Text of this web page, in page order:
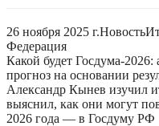
26 ноября 2025 г.Новость
Федерация
Какой будет Госдума-
прогноз на основании
Александр Кынев изучил
выяснил, как они могут
2026 года — в Госдуму РФ